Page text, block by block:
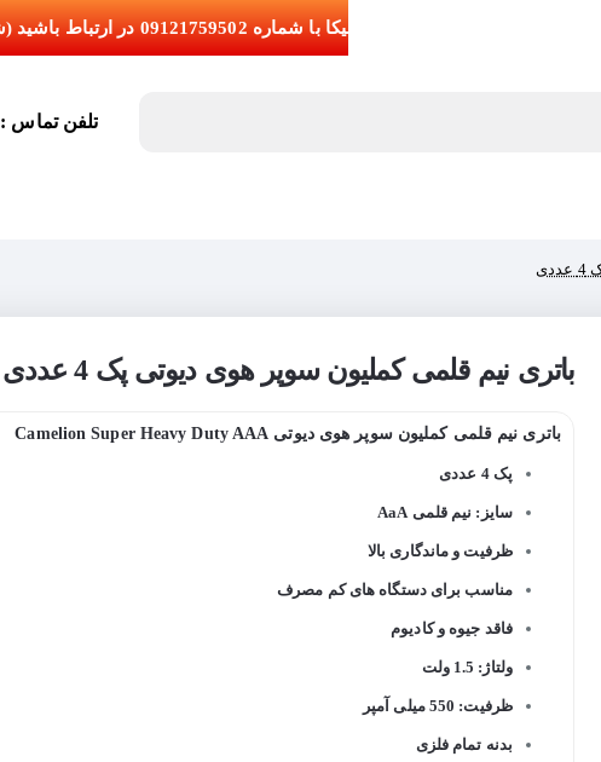
تلفن تماس : 57129 - 021
باتری نیم قلمی کملیون سوپر هوی دیوتی پک 4 عددی
باتری نیم قلمی کملیون سوپر هوی دیوتی Camelion Super Heavy Duty AAA
پک 4 عددی
سایز: نیم قلمی AaA
ظرفیت و ماندگاری بالا
مناسب برای دستگاه های کم مصرف
فاقد جیوه و کادیوم
ولتاژ: 1.5 ولت
ظرفیت: 550 میلی آمپر
بدنه تمام فلزی